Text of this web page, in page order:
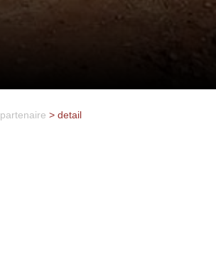
partenaire > detail